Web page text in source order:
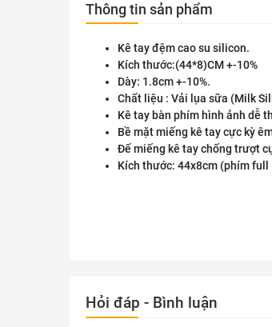
Thông tin sản phẩm
Kê tay đệm cao su silicon.
Kích thước:(44*8)CM +-10%
Dày: 1.8cm +-10%.
Chất liệu : Vải lụa sữa (Milk
Kê tay bàn phím hình ảnh dễ
Bề mặt miếng kê tay cực kỳ
Đế miếng kê tay chống trượt
Kích thước: 44x8cm (phím full
Hỏi đáp - Bình luận